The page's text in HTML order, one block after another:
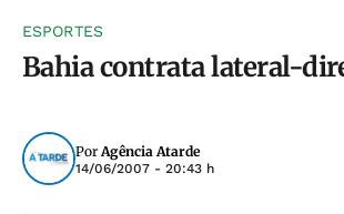
ESPORTES
Bahia contrata lateral-
PorAgência Atarde
14/06/2007 - 20:43 h